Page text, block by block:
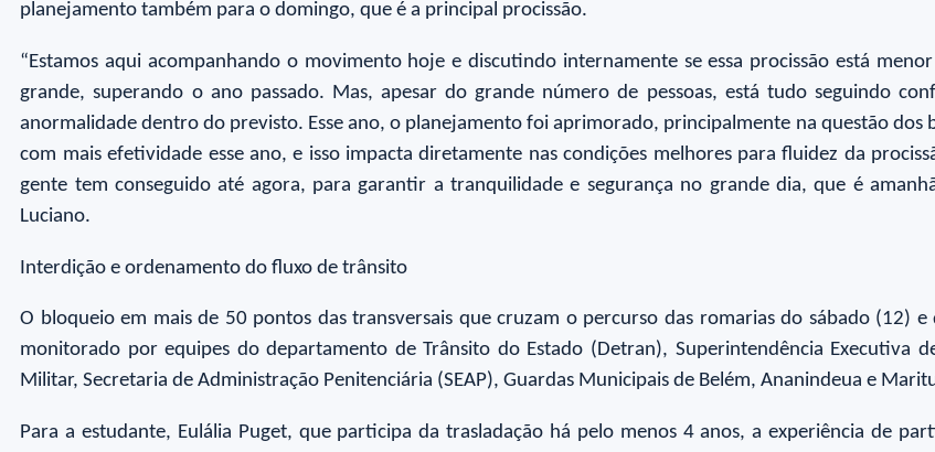
planejamento também para o domingo, que é a principal procissão.
“Estamos aqui acompanhando o movimento hoje e discutindo internamente se essa procissão está
grande, superando o ano passado. Mas, apesar do grande número de pessoas, está tudo seguindo
anormalidade dentro do previsto. Esse ano, o planejamento foi aprimorado, principalmente na questão dos
com mais efetividade esse ano, e isso impacta diretamente nas condições melhores para fluidez da
gente tem conseguido até agora, para garantir a tranquilidade e segurança no grande dia, que é
Luciano.
Interdição e ordenamento do fluxo de trânsito
O bloqueio em mais de 50 pontos das transversais que cruzam o percurso das romarias do sábado (12)
monitorado por equipes do departamento de Trânsito do Estado (Detran), Superintendência Executiva
Militar, Secretaria de Administração Penitenciária (SEAP), Guardas Municipais de Belém, Ananindeua e
Para a estudante, Eulália Puget, que participa da trasladação há pelo menos 4 anos, a experiência de